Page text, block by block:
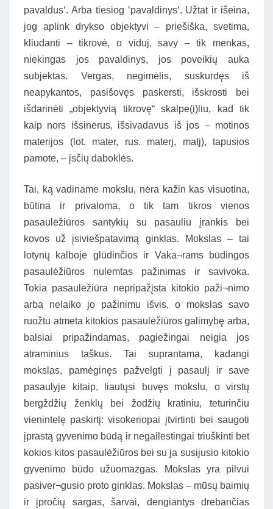
pavaldus‘. Arba tiesiog ‘pavaldinys‘. Užtat ir išeina,
jog aplink drykso objektyvi – priešiška, svetima,
kliudanti – tikrovė, o viduj, savy – tik menkas,
niekingas jos pavaldinys, jos poveikių auka
subjektas. Vergas, negimėlis, suskurdęs iš
neapykantos, pasišovęs paskersti, išskrosti bei
išdarinėti „objektyvią tikrovę“ skalpe(i)liu, kad tik
kaip nors išsinėrus, išsivadavus iš jos – motinos
materijos (lot. mater, rus. materj, matj), tapusios
pamote, – įsčių daboklės.
Tai, ką vadiname mokslu, nėra kažin kas visuotina,
būtina ir privaloma, o tik tam tikros vienos
pasaulėžiūros santykių su pasauliu įrankis bei
kovos už įsiviešpatavimą ginklas. Mokslas – tai
lotynų kalboje glūdinčios ir Vaka¬rams būdingos
pasaulėžiūros nulemtas pažinimas ir savivoka.
Tokia pasaulėžiūra nepripažįsta kitokio paži¬nimo
arba nelaiko jo pažinimu išvis, o mokslas savo
ruožtu atmeta kitokios pasaulėžiūros galimybę arba,
balsiai pripažindamas, pagiežingai neigia jos
atraminius taškus. Tai suprantama, kadangi
mokslas, pamėginęs pažvelgti į pasaulį ir save
pasaulyje kitaip, liautųsi buvęs mokslu, o virstų
bergždžių ženklų bei žodžių kratiniu, teturinčiu
vienintelę paskirtį: visokeriopai įtvirtinti bei saugoti
įprastą gyvenimo būdą ir negailestingai triuškinti bet
kokios kitos pasaulėžiūros bei su ja susijusio kitokio
gyvenimo būdo užuomazgas. Mokslas yra pilvui
pasiver¬gusio proto ginklas. Mokslas – mūsų baimių
ir įpročių sargas, šarvai, dengiantys drebančias